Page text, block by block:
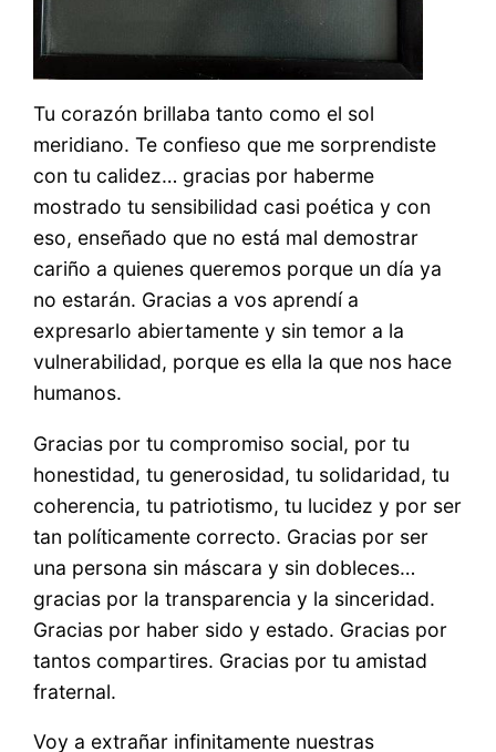
Tu corazón brillaba tanto como el sol
meridiano. Te confieso que me sorprendiste
con tu calidez… gracias por haberme
mostrado tu sensibilidad casi poética y con
eso, enseñado que no está mal demostrar
cariño a quienes queremos porque un día ya
no estarán. Gracias a vos aprendí a
expresarlo abiertamente y sin temor a la
vulnerabilidad, porque es ella la que nos hace
humanos.
Gracias por tu compromiso social, por tu
honestidad, tu generosidad, tu solidaridad, tu
coherencia, tu patriotismo, tu lucidez y por ser
tan políticamente correcto. Gracias por ser
una persona sin máscara y sin dobleces…
gracias por la transparencia y la sinceridad.
Gracias por haber sido y estado. Gracias por
tantos compartires. Gracias por tu amistad
fraternal.
Voy a extrañar infinitamente nuestras